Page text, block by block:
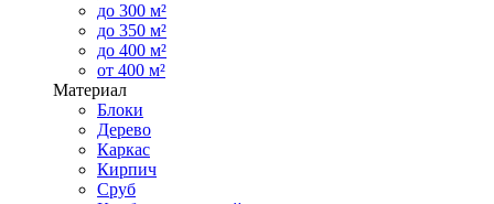
до 300 м²
до 350 м²
до 400 м²
от 400 м²
Материал
Блоки
Дерево
Каркас
Кирпич
Сруб